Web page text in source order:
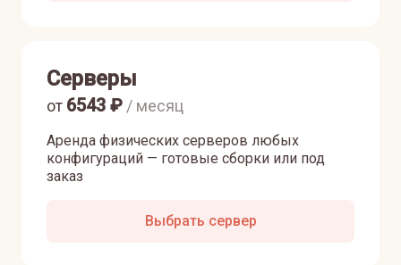
Серверы
Аренда физических серверов любых
конфигураций — готовые сборки или под
заказ
от 6543 ₽ / месяц
Выбрать сервер